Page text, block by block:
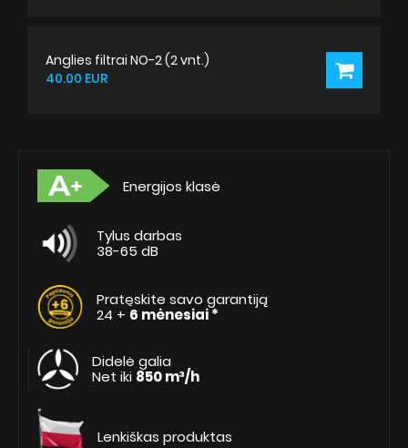
Anglies filtrai NO-2 (2 vnt.)
40.00 EUR
Energijos klasė
Tylus darbas
38-65 dB
Pratęskite savo garantiją
24 + 6 mėnesiai *
Didelė galia
Net iki 850 m³/h
Lenkiškas produktas